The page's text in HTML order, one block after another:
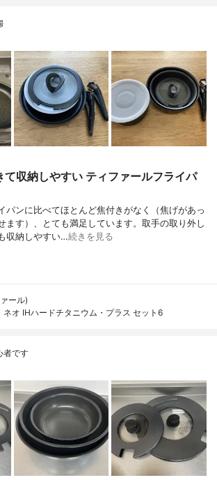
て収納しやすい ティファールフライパ
パンに比べてほとんど焦付きがなく（焦げがあっ
ます）、とても満足しています。取手の取り外し
収納しやすい…続きを見る
ール)
ネオ IHハードチタニウム・プラス セット6
者です